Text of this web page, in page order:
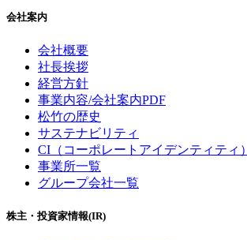
会社案内
会社概要
社長挨拶
経営方針
事業内容/会社案内PDF
松竹の歴史
サステナビリティ
CI（コーポレートアイデンティティ）
事業所一覧
グループ会社一覧
株主・投資家情報(IR)